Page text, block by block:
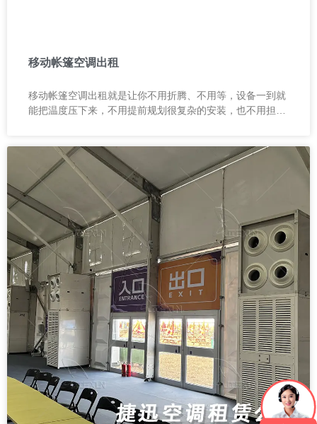
移动帐篷空调出租
移动帐篷空调出租就是让你不用折腾、不用等，设备一到就
能把温度压下来，不用提前规划很复杂的安装，也不用担心